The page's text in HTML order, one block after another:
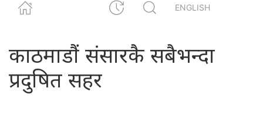
ENGLISH
काठमाडौं संसारकै सबैभन्दा
प्रदुषित सहर